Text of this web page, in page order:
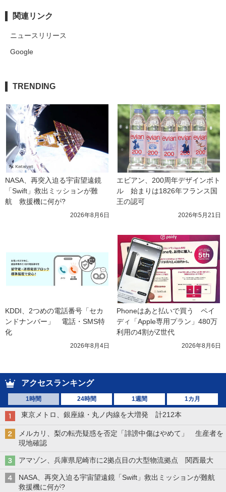
関連リンク
ニュースリリース
Google
TRENDING
NASA、再突入迫る宇宙望遠鏡
「Swift」救出ミッションが難
航　救援機に何が?
2026年8月6日
エビアン、200周年デザインボト
ル　始まりは1826年フランス国
王の認可
2026年5月21日
KDDI、2つめの電話番号「セカ
ンドナンバー」　電話・SMS特
化
2026年8月4日
Phoneはあと払いで買う　ペイ
ディ「Apple専用プラン」480万
利用の4割がZ世代
2026年8月6日
アクセスランキング
1時間 24時間 1週間 1カ月
東京メトロ、銀座線・丸ノ内線を大増発 計212本
メルカリ、梨の転売疑惑を否定「誹謗中傷はやめて」 生産者を
現地確認
アマゾン、兵庫県尼崎市に2拠点目の大型物流拠点 関西最大
NASA、再突入迫る宇宙望遠鏡「Swift」救出ミッションが難航
救援機に何が?